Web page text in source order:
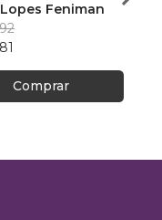
Feniman
Comprar
R$